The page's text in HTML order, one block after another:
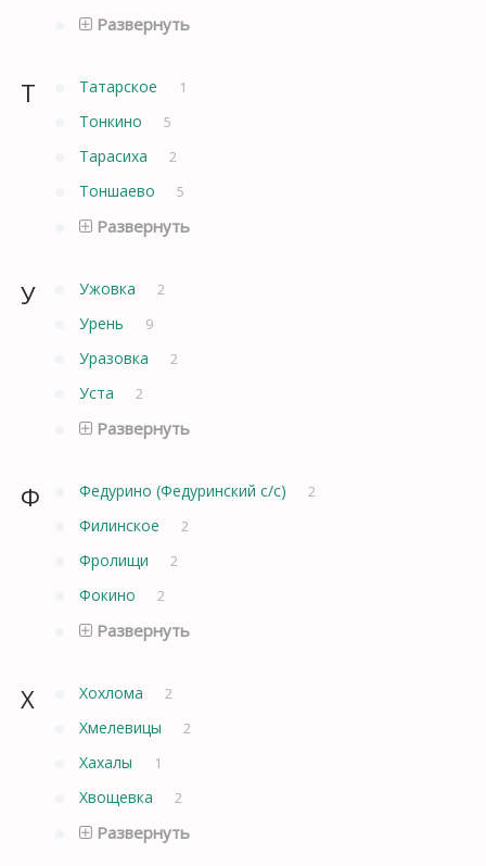
Развернуть
Т Татарское 1
Тонкино 5
Тарасиха 2
Тоншаево 5
Развернуть
У Ужовка 2
Урень 9
Уразовка 2
Уста 2
Развернуть
Ф Федурино (Федуринский с/с) 2
Филинское 2
Фролищи 2
Фокино 2
Развернуть
Х Хохлома 2
Хмелевицы 2
Хахалы 1
Хвощевка 2
Развернуть